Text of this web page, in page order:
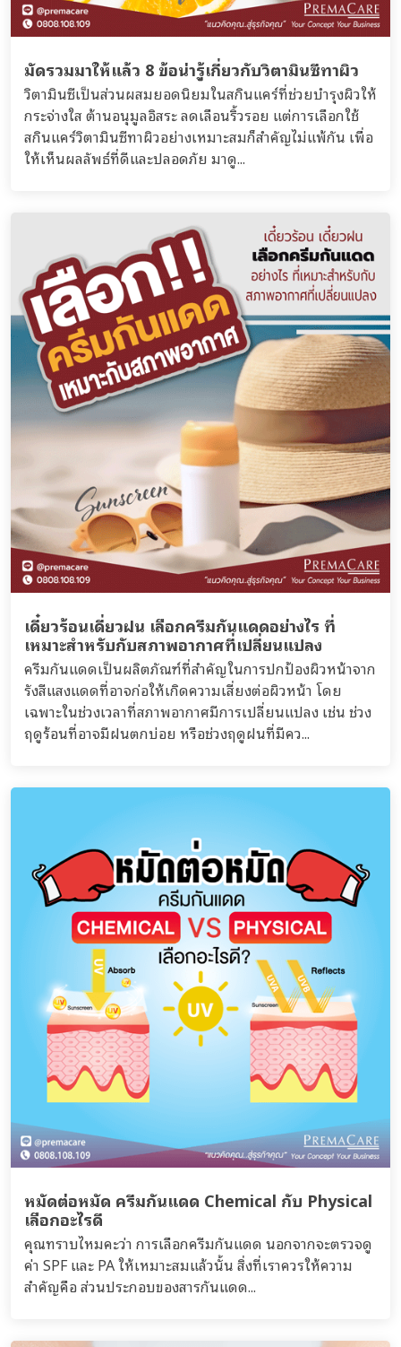
มัดรวมมาให้แล้ว 8 ข้อน่ารู้เกี่ยวกับวิตามินซีทาผิว
วิตามินซีเป็นส่วนผสมยอดนิยมในสกินแคร์ที่ช่วยบำรุงผิวให้
กระจ่างใส ต้านอนุมูลอิสระ ลดเลือนริ้วรอย แต่การเลือกใช้
สกินแคร์วิตามินซีทาผิวอย่างเหมาะสมก็สำคัญไม่แพ้กัน เพื่อ
ให้เห็นผลลัพธ์ที่ดีและปลอดภัย มาดู...
เดี๋ยวร้อนเดี่ยวฝน เลือกครีมกันแดดอย่างไร ที่
เหมาะสำหรับกับสภาพอากาศที่เปลี่ยนแปลง
ครีมกันแดดเป็นผลิตภัณฑ์ที่สำคัญในการปกป้องผิวหน้าจาก
รังสีแสงแดดที่อาจก่อให้เกิดความเสี่ยงต่อผิวหน้า โดย
เฉพาะในช่วงเวลาที่สภาพอากาศมีการเปลี่ยนแปลง เช่น ช่วง
ฤดูร้อนที่อาจมีฝนตกบ่อย หรือช่วงฤดูฝนที่มีคว...
หมัดต่อหมัด ครีมกันแดด Chemical กับ Physical
เลือกอะไรดี
คุณทราบไหมคะว่า การเลือกครีมกันแดด นอกจากจะตรวจดู
ค่า SPF และ PA ให้เหมาะสมแล้วนั้น สิ่งที่เราควรให้ความ
สำคัญคือ ส่วนประกอบของสารกันแดด...